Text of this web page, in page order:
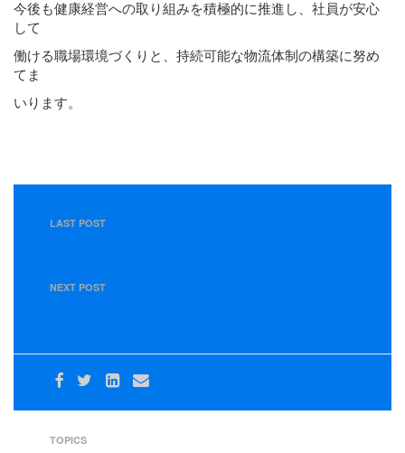
今後も健康経営への取り組みを積極的に推進し、社員が安心
して
働ける職場環境づくりと、持続可能な物流体制の構築に努め
てま
いります。
LAST POST
NEXT POST
TOPICS